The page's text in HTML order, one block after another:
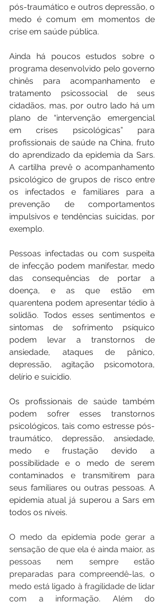
pós-traumático e outros depressão, o
medo é comum em momentos de
crise em saúde pública.
Ainda há poucos estudos sobre o
programa desenvolvido pelo governo
chinês para acompanhamento e
tratamento psicossocial de seus
cidadãos, mas, por outro lado há um
plano de “intervenção emergencial
em crises psicológicas” para
profissionais de saúde na China, fruto
do aprendizado da epidemia da Sars.
A cartilha prevê o acompanhamento
psicológico de grupos de risco entre
os infectados e familiares para a
prevenção de comportamentos
impulsivos e tendências suicidas, por
exemplo.
Pessoas infectadas ou com suspeita
de infecção podem manifestar, medo
das consequências de portar a
doença, e as que estão em
quarentena podem apresentar tédio à
solidão. Todos esses sentimentos e
sintomas de sofrimento psíquico
podem levar a transtornos de
ansiedade, ataques de pânico,
depressão, agitação psicomotora,
delírio e suicídio.
Os profissionais de saúde também
podem sofrer esses transtornos
psicológicos, tais como estresse pós-
traumático, depressão, ansiedade,
medo e frustação devido a
possibilidade e o medo de serem
contaminados e transmitirem para
seus familiares ou outras pessoas. A
epidemia atual já superou a Sars em
todos os níveis.
O medo da epidemia pode gerar a
sensação de que ela é ainda maior, as
pessoas nem sempre estão
preparadas para compreendê-las, o
medo está ligado à fragilidade de lidar
com a informação. Além do